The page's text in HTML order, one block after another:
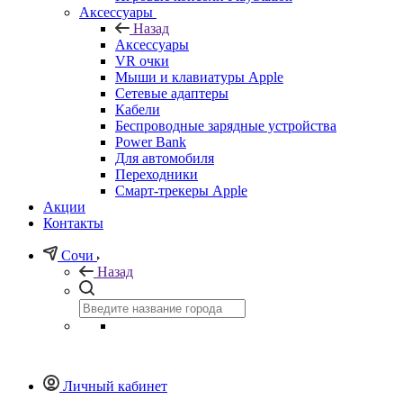
Аксессуары
Назад
Аксессуары
VR очки
Мыши и клавиатуры Apple
Сетевые адаптеры
Кабели
Беспроводные зарядные устройства
Power Bank
Для автомобиля
Переходники
Смарт-трекеры Apple
Акции
Контакты
Сочи
Назад
Личный кабинет